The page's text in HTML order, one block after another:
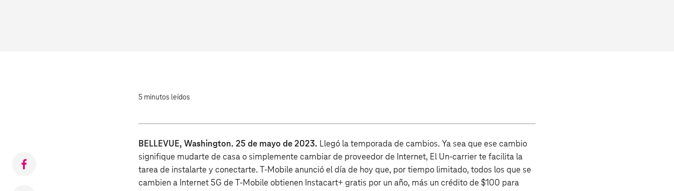
5 minutos leídos
Compartir
BELLEVUE, Washington. 25 de mayo de 2023. Llegó la temporada de cambios. Ya sea que ese cambio
signifique mudarte de casa o simplemente cambiar de proveedor de Internet, El Un‑carrier te facilita la
tarea de instalarte y conectarte. T‑Mobile anunció el día de hoy que, por tiempo limitado, todos los que se
cambien a Internet 5G de T‑Mobile obtienen Instacart+ gratis por un año, más un crédito de $100 para